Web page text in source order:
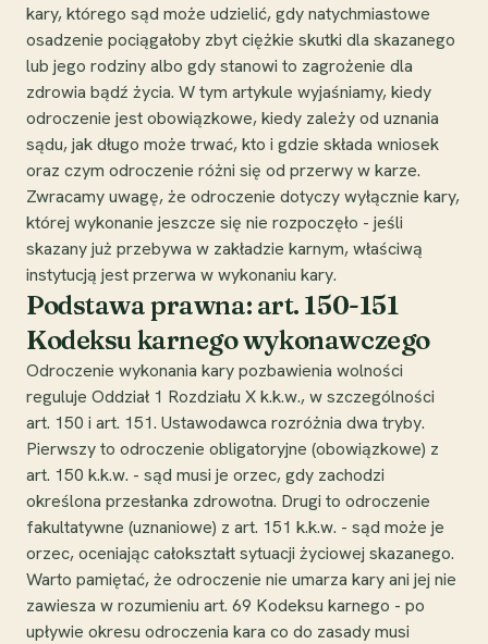
kary, którego sąd może udzielić, gdy natychmiastowe
osadzenie pociągałoby zbyt ciężkie skutki dla skazanego
lub jego rodziny albo gdy stanowi to zagrożenie dla
zdrowia bądź życia. W tym artykule wyjaśniamy, kiedy
odroczenie jest obowiązkowe, kiedy zależy od uznania
sądu, jak długo może trwać, kto i gdzie składa wniosek
oraz czym odroczenie różni się od przerwy w karze.
Zwracamy uwagę, że odroczenie dotyczy wyłącznie kary,
której wykonanie jeszcze się nie rozpoczęło - jeśli
skazany już przebywa w zakładzie karnym, właściwą
instytucją jest przerwa w wykonaniu kary.
Podstawa prawna: art. 150-151
Kodeksu karnego wykonawczego
Odroczenie wykonania kary pozbawienia wolności
reguluje Oddział 1 Rozdziału X k.k.w., w szczególności
art. 150 i art. 151. Ustawodawca rozróżnia dwa tryby.
Pierwszy to odroczenie obligatoryjne (obowiązkowe) z
art. 150 k.k.w. - sąd musi je orzec, gdy zachodzi
określona przesłanka zdrowotna. Drugi to odroczenie
fakultatywne (uznaniowe) z art. 151 k.k.w. - sąd może je
orzec, oceniając całokształt sytuacji życiowej skazanego.
Warto pamiętać, że odroczenie nie umarza kary ani jej nie
zawiesza w rozumieniu art. 69 Kodeksu karnego - po
upływie okresu odroczenia kara co do zasady musi